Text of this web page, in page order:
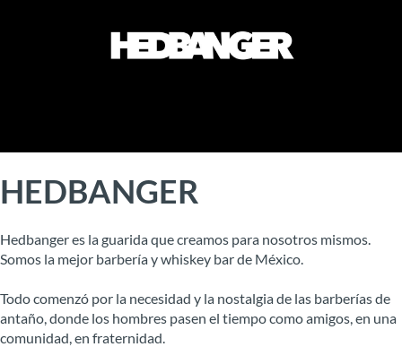
HEDBANGER
Hedbanger es la guarida que creamos para nosotros mismos.
Somos la mejor barbería y whiskey bar de México.
Todo comenzó por la necesidad y la nostalgia de las barberías de
antaño, donde los hombres pasen el tiempo como amigos, en una
comunidad, en fraternidad.